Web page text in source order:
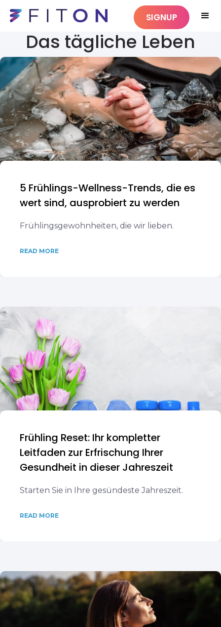
SIGNUP
Das tägliche Leben
5 Frühlings-Wellness-Trends, die es
wert sind, ausprobiert zu werden
Frühlingsgewohnheiten, die wir lieben.
READ MORE
Frühling Reset: Ihr kompletter
Leitfaden zur Erfrischung Ihrer
Gesundheit in dieser Jahreszeit
Starten Sie in Ihre gesündeste Jahreszeit.
READ MORE